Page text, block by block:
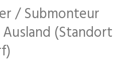
/ Submonteur
(Standort